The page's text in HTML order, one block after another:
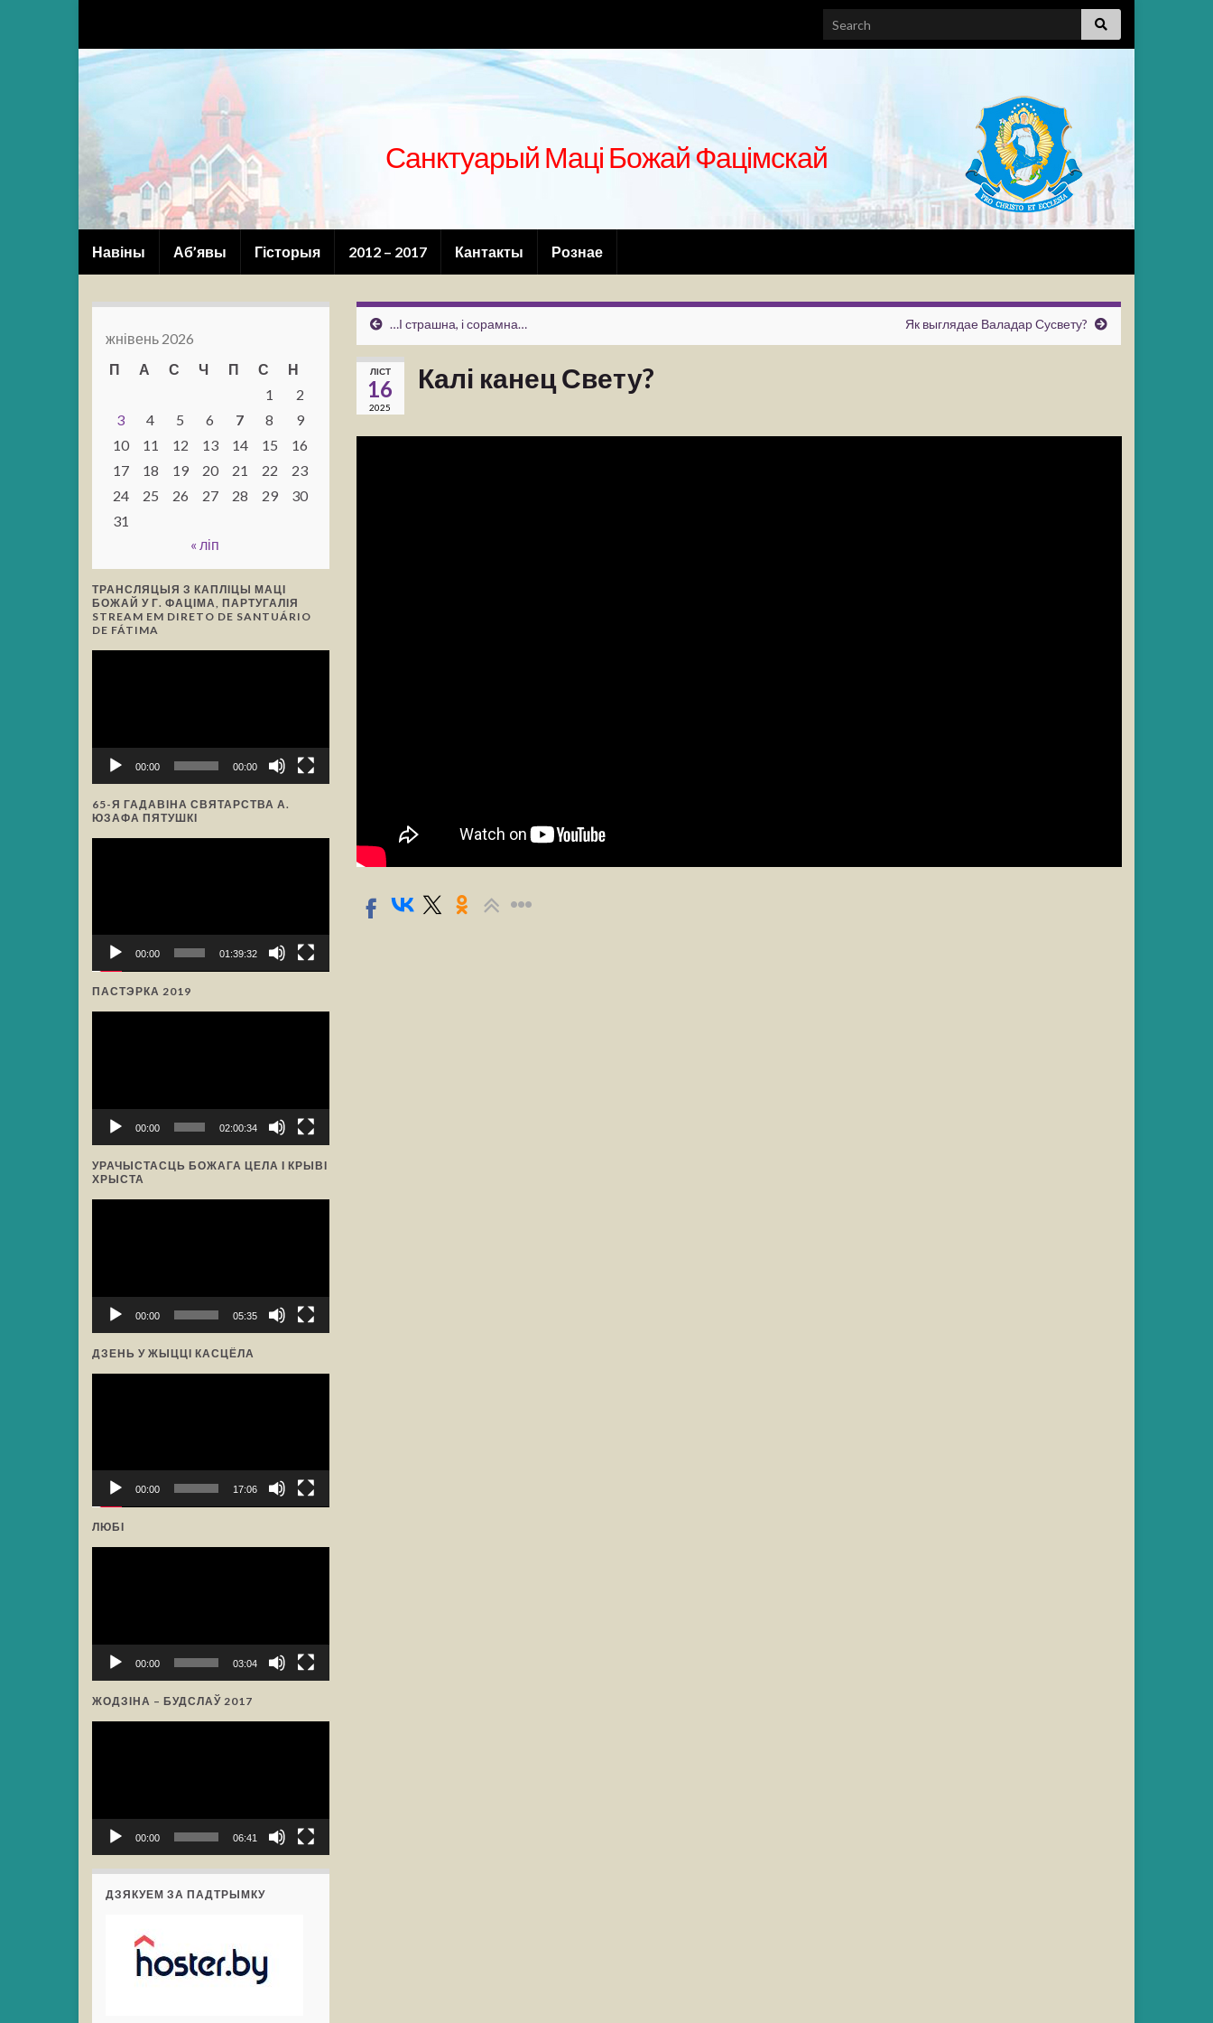
Санктуарый Маці Божай Фацімскай
Навіны Аб’явы Гісторыя 2012 – 2017 Кантакты Рознае
…І страшна, і сорамна… Як выглядае Валадар Сусвету?
ЛІСТ
16
2025
Калі канец Свету?
жнівень 2026
П
А С Ч П С
Н
1
2
3
4 5 6 7 8
9
10
11 12 13 14 15
16
17
18 19 20 21 22
23
24
25 26 27 28 29
30
31
« ліп
ТРАНСЛЯЦЫЯ З КАПЛІЦЫ МАЦІ
БОЖАЙ У Г. ФАЦІМА, ПАРТУГАЛІЯ
STREAM EM DIRETO DE SANTUÁRIO
DE FÁTIMA
00:00 00:00
65-Я ГАДАВІНА СВЯТАРСТВА А.
ЮЗАФА ПЯТУШКІ
00:00 01:39:32
ПАСТЭРКА 2019
00:00 02:00:34
УРАЧЫСТАСЦЬ БОЖАГА ЦЕЛА І КРЫВІ
ХРЫСТА
00:00 05:35
ДЗЕНЬ У ЖЫЦЦІ КАСЦЁЛА
00:00 17:06
ЛЮБІ
00:00 03:04
ЖОДЗІНА – БУДСЛАЎ 2017
00:00 06:41
ДЗЯКУЕМ ЗА ПАДТРЫМКУ